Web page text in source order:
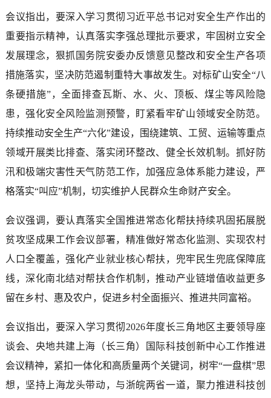
会议指出，要深入学习贯彻习近平总书记对安全生产作出的
重要指示精神，认真落实李强总理批示要求，牢固树立安全
发展理念，狠抓国务院安委办反馈意见整改和安全生产各项
措施落实，坚决防范遏制重特大事故发生。对标矿山安全“八
条硬措施”，全面排查瓦斯、水、火、顶板、煤尘等风险隐
患，强化安全风险监测预警，盯紧看牢矿山领域安全防范。
持续推动安全生产“六化”建设，围绕建筑、工贸、运输等重点
领域开展类比排查、落实闭环整改、健全长效机制。抓好防
汛和极端灾害性天气防范工作，加强应急体系能力建设，严
格落实“叫应”机制，切实维护人民群众生命财产安全。
会议强调，要认真落实全国推进常态化帮扶持续巩固拓展脱
贫攻坚成果工作会议部署，精准做好常态化监测、实现农村
人口全覆盖，强化产业就业核心帮扶，兜牢民生兜底保障底
线，深化南北结对帮扶合作机制，推动产业链增值收益更多
留在乡村、惠及农户，促进乡村全面振兴、推进共同富裕。
会议指出，要深入学习贯彻2026年度长三角地区主要领导座
谈会、央地共建上海（长三角）国际科技创新中心工作推进
会议精神，紧扣一体化和高质量两个关键词，树牢“一盘棋”思
想，坚持上海龙头带动，与浙皖两省一道，聚力推进科技创